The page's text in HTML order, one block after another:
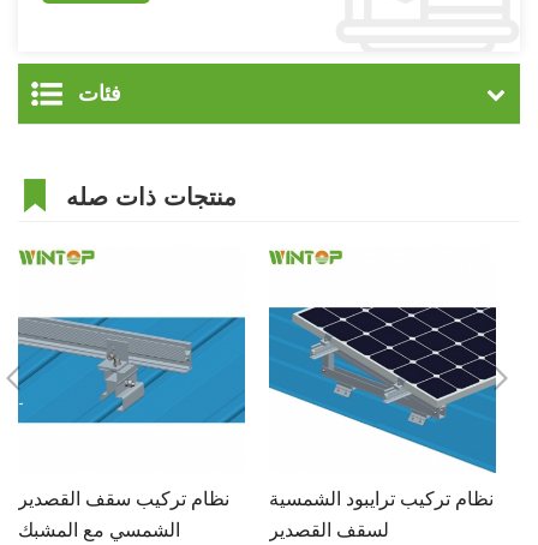
فئات
منتجات ذات صله
نظام تركيب سقف القصدير
الشمسي مع المشبك
نظام تركيب ترايبود الشمسية
لسقف القصدير